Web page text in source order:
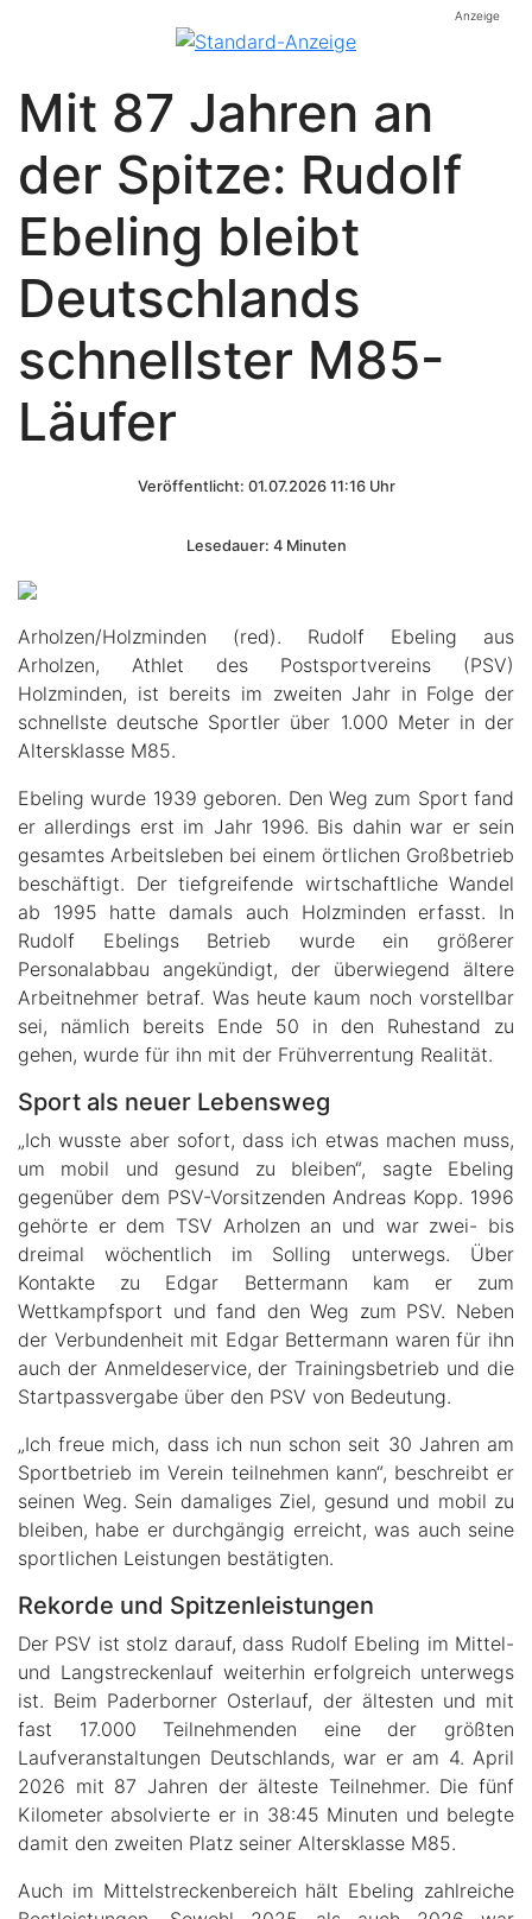
Anzeige
Mit 87 Jahren an
der Spitze: Rudolf
Ebeling bleibt
Deutschlands
schnellster M85-
Läufer
Veröffentlicht: 01.07.2026 11:16 Uhr
Lesedauer: 4 Minuten
Arholzen/Holzminden (red). Rudolf Ebeling aus
Arholzen, Athlet des Postsportvereins (PSV)
Holzminden, ist bereits im zweiten Jahr in Folge der
schnellste deutsche Sportler über 1.000 Meter in der
Altersklasse M85.
Ebeling wurde 1939 geboren. Den Weg zum Sport fand
er allerdings erst im Jahr 1996. Bis dahin war er sein
gesamtes Arbeitsleben bei einem örtlichen Großbetrieb
beschäftigt. Der tiefgreifende wirtschaftliche Wandel
ab 1995 hatte damals auch Holzminden erfasst. In
Rudolf Ebelings Betrieb wurde ein größerer
Personalabbau angekündigt, der überwiegend ältere
Arbeitnehmer betraf. Was heute kaum noch vorstellbar
sei, nämlich bereits Ende 50 in den Ruhestand zu
gehen, wurde für ihn mit der Frühverrentung Realität.
Sport als neuer Lebensweg
„Ich wusste aber sofort, dass ich etwas machen muss,
um mobil und gesund zu bleiben“, sagte Ebeling
gegenüber dem PSV-Vorsitzenden Andreas Kopp. 1996
gehörte er dem TSV Arholzen an und war zwei- bis
dreimal wöchentlich im Solling unterwegs. Über
Kontakte zu Edgar Bettermann kam er zum
Wettkampfsport und fand den Weg zum PSV. Neben
der Verbundenheit mit Edgar Bettermann waren für ihn
auch der Anmeldeservice, der Trainingsbetrieb und die
Startpassvergabe über den PSV von Bedeutung.
„Ich freue mich, dass ich nun schon seit 30 Jahren am
Sportbetrieb im Verein teilnehmen kann“, beschreibt er
seinen Weg. Sein damaliges Ziel, gesund und mobil zu
bleiben, habe er durchgängig erreicht, was auch seine
sportlichen Leistungen bestätigten.
Rekorde und Spitzenleistungen
Der PSV ist stolz darauf, dass Rudolf Ebeling im Mittel-
und Langstreckenlauf weiterhin erfolgreich unterwegs
ist. Beim Paderborner Osterlauf, der ältesten und mit
fast 17.000 Teilnehmenden eine der größten
Laufveranstaltungen Deutschlands, war er am 4. April
2026 mit 87 Jahren der älteste Teilnehmer. Die fünf
Kilometer absolvierte er in 38:45 Minuten und belegte
damit den zweiten Platz seiner Altersklasse M85.
Auch im Mittelstreckenbereich hält Ebeling zahlreiche